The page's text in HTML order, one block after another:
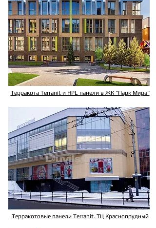
Терракота Terranit и HPL-панели в ЖК "Парк Мира"
Терракотовые панели Terranit. ТЦ Краснопрудный